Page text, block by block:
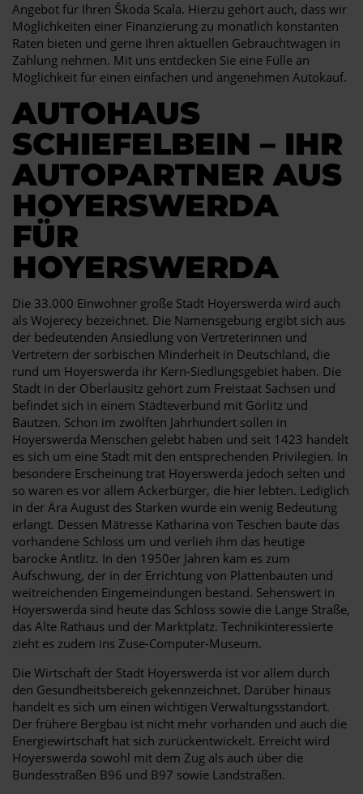
Angebot für Ihren Škoda Scala. Hierzu gehört auch, dass wir
Möglichkeiten einer Finanzierung zu monatlich konstanten
Raten bieten und gerne Ihren aktuellen Gebrauchtwagen in
Zahlung nehmen. Mit uns entdecken Sie eine Fülle an
Möglichkeit für einen einfachen und angenehmen Autokauf.
AUTOHAUS
SCHIEFELBEIN – IHR
AUTOPARTNER AUS
HOYERSWERDA
FÜR
HOYERSWERDA
Die 33.000 Einwohner große Stadt Hoyerswerda wird auch
als Wojerecy bezeichnet. Die Namensgebung ergibt sich aus
der bedeutenden Ansiedlung von Vertreterinnen und
Vertretern der sorbischen Minderheit in Deutschland, die
rund um Hoyerswerda ihr Kern-Siedlungsgebiet haben. Die
Stadt in der Oberlausitz gehört zum Freistaat Sachsen und
befindet sich in einem Städteverbund mit Görlitz und
Bautzen. Schon im zwölften Jahrhundert sollen in
Hoyerswerda Menschen gelebt haben und seit 1423 handelt
es sich um eine Stadt mit den entsprechenden Privilegien. In
besondere Erscheinung trat Hoyerswerda jedoch selten und
so waren es vor allem Ackerbürger, die hier lebten. Lediglich
in der Ära August des Starken wurde ein wenig Bedeutung
erlangt. Dessen Mätresse Katharina von Teschen baute das
vorhandene Schloss um und verlieh ihm das heutige
barocke Antlitz. In den 1950er Jahren kam es zum
Aufschwung, der in der Errichtung von Plattenbauten und
weitreichenden Eingemeindungen bestand. Sehenswert in
Hoyerswerda sind heute das Schloss sowie die Lange Straße,
das Alte Rathaus und der Marktplatz. Technikinteressierte
zieht es zudem ins Zuse-Computer-Museum.
Die Wirtschaft der Stadt Hoyerswerda ist vor allem durch
den Gesundheitsbereich gekennzeichnet. Darüber hinaus
handelt es sich um einen wichtigen Verwaltungsstandort.
Der frühere Bergbau ist nicht mehr vorhanden und auch die
Energiewirtschaft hat sich zurückentwickelt. Erreicht wird
Hoyerswerda sowohl mit dem Zug als auch über die
Bundesstraßen B96 und B97 sowie Landstraßen.